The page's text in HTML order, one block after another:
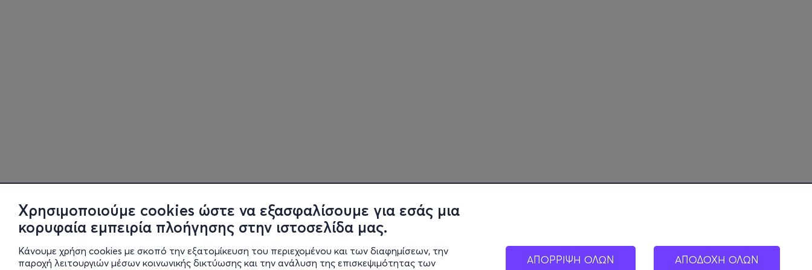
Χρησιμοποιούμε cookies ώστε να εξασφαλίσουμε για εσάς μια
κορυφαία εμπειρία πλοήγησης στην ιστοσελίδα μας.
Κάνουμε χρήση cookies με σκοπό την εξατομίκευση του περιεχομένου και των διαφημίσεων, την
παροχή λειτουργιών μέσων κοινωνικής δικτύωσης και την ανάλυση της επισκεψιμότητας των
ΑΠΟΡΡΙΨΗ ΟΛΩΝ ΑΠΟΔΟΧΗ ΟΛΩΝ